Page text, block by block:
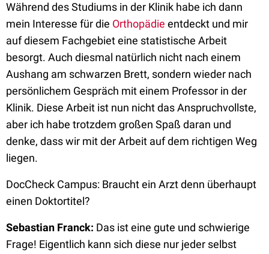
Während des Studiums in der Klinik habe ich dann
mein Interesse für die Orthopädie entdeckt und mir
auf diesem Fachgebiet eine statistische Arbeit
besorgt. Auch diesmal natürlich nicht nach einem
Aushang am schwarzen Brett, sondern wieder nach
persönlichem Gespräch mit einem Professor in der
Klinik. Diese Arbeit ist nun nicht das Anspruchvollste,
aber ich habe trotzdem großen Spaß daran und
denke, dass wir mit der Arbeit auf dem richtigen Weg
liegen.
DocCheck Campus: Braucht ein Arzt denn überhaupt
einen Doktortitel?
Sebastian Franck: Das ist eine gute und schwierige
Frage! Eigentlich kann sich diese nur jeder selbst